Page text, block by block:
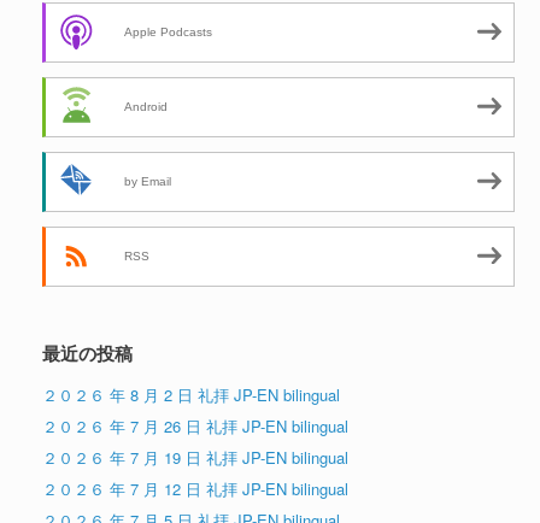
Apple Podcasts
Android
by Email
RSS
最近の投稿
２０２６ 年 8 月 2 日 礼拝 JP-EN bilingual
２０２６ 年 7 月 26 日 礼拝 JP-EN bilingual
２０２６ 年 7 月 19 日 礼拝 JP-EN bilingual
２０２６ 年 7 月 12 日 礼拝 JP-EN bilingual